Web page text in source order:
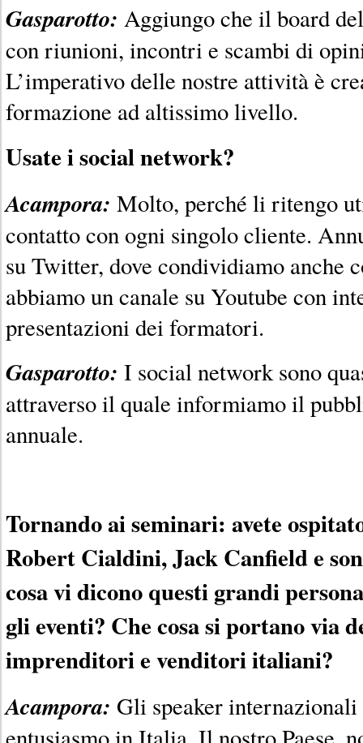
Gasparotto: Aggiungo che il board
con riunioni, incontri e scambi di
L’imperativo delle nostre attività è
formazione ad altissimo livello.
Usate i social network?
Acampora: Molto, perché li ritengo
contatto con ogni singolo cliente.
su Twitter, dove condividiamo anche
abbiamo un canale su Youtube con
presentazioni dei formatori.
Gasparotto: I social network sono
attraverso il quale informiamo il
annuale.
Tornando ai seminari: avete
Robert Cialdini, Jack Canfield e
cosa vi dicono questi grandi
gli eventi? Che cosa si portano via
imprenditori e venditori italiani?
Acampora: Gli speaker internazionali